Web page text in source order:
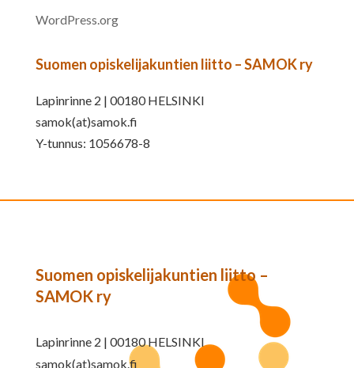
WordPress.org
Suomen opiskelijakuntien liitto – SAMOK ry
Lapinrinne 2 | 00180 HELSINKI
samok(at)samok.fi
Y-tunnus: 1056678-8
Suomen opiskelijakuntien liitto –
SAMOK ry
Lapinrinne 2 | 00180 HELSINKI
samok(at)samok.fi